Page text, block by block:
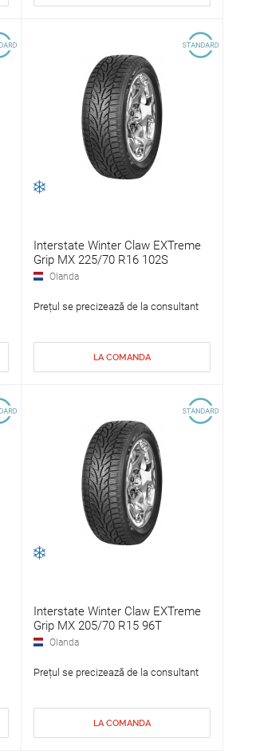
Interstate Winter Claw EXTreme
Grip MX 225/70 R16 102S
Olanda
Prețul se precizează de la consultant
LA COMANDA
Interstate Winter Claw EXTreme
Grip MX 205/70 R15 96T
Olanda
Prețul se precizează de la consultant
LA COMANDA